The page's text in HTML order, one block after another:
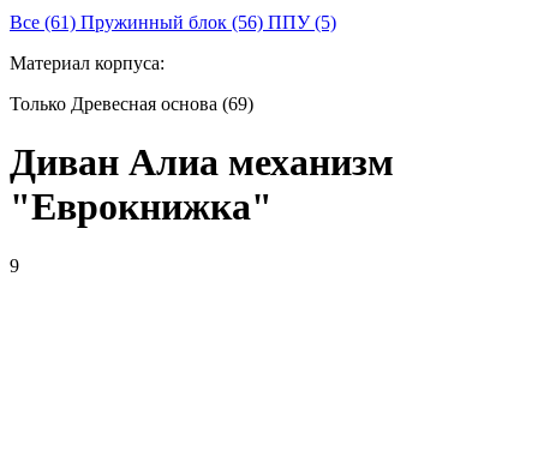
Все (61) Пружинный блок (56) ППУ (5)
Материал корпуса:
Только Древесная основа (69)
Диван Алиа механизм
"Еврокнижка"
9